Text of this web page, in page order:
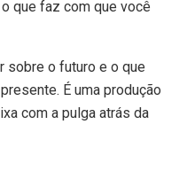
que faz com que você
sobre o futuro e o que
É uma produção
com a pulga atrás da